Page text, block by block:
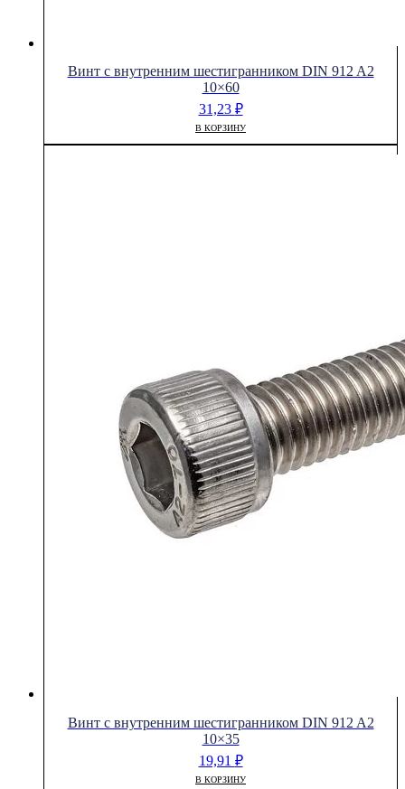
Винт с внутренним шестигранником DIN 912 A2
10×60
31,23 ₽
В КОРЗИНУ
Винт с внутренним шестигранником DIN 912 A2
10×35
19,91 ₽
В КОРЗИНУ